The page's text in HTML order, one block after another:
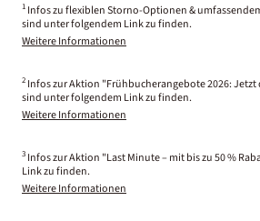
1 Infos zu flexiblen Storno-Optionen &
sind unter folgendem Link zu finden.
Weitere Informationen
2 Infos zur Aktion "Frühbucherangebote 2026: Jetzt
sind unter folgendem Link zu finden.
Weitere Informationen
3 Infos zur Aktion "Last Minute – mit bis zu 50 %
Link zu finden.
Weitere Informationen